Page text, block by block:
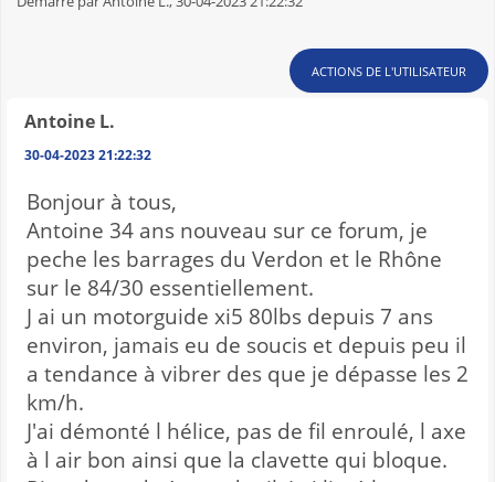
ACTIONS DE L'UTILISATEUR
Antoine L.
30-04-2023 21:22:32
Bonjour à tous,
Antoine 34 ans nouveau sur ce forum, je
peche les barrages du Verdon et le Rhône
sur le 84/30 essentiellement.
J ai un motorguide xi5 80lbs depuis 7 ans
environ, jamais eu de soucis et depuis peu il
a tendance à vibrer des que je dépasse les 2
km/h.
J'ai démonté l hélice, pas de fil enroulé, l axe
à l air bon ainsi que la clavette qui bloque.